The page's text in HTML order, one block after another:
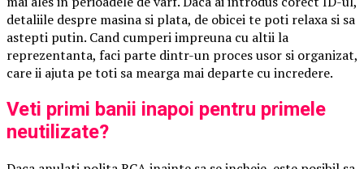
detaliile despre masina si plata, de obicei te poti relaxa si sa
astepti putin. Cand cumperi impreuna cu altii la
reprezentanta, faci parte dintr-un proces usor si organizat,
care ii ajuta pe toti sa mearga mai departe cu incredere.
Veti primi banii inapoi pentru primele
neutilizate?